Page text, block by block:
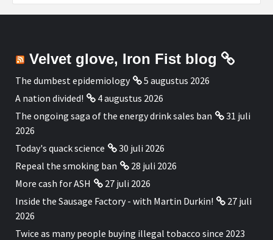
Velvet glove, Iron Fist blog
The dumbest epidemiology
5 augustus 2026
A nation divided!
4 augustus 2026
The ongoing saga of the energy drink sales ban
31 juli
2026
Today's quack science
30 juli 2026
Repeal the smoking ban
28 juli 2026
More cash for ASH
27 juli 2026
Inside the Sausage Factory - with Martin Durkin!
27 juli
2026
Twice as many people buying illegal tobacco since 2023